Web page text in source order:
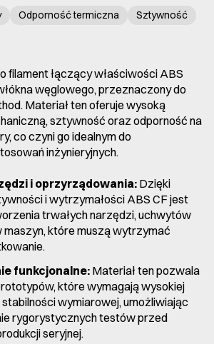
Odporność termiczna
Sztywność
filament łączący właściwości ABS
węglowego, przeznaczony do
Materiał ten oferuje wysoką
sztywność oraz odporność na
co czyni go idealnym do
inżynieryjnych.
i oprzyrządowania: Dzięki
i wytrzymałości ABS CF jest
trwałych narzędzi, uchwytów
które muszą wytrzymać
funkcjonalne:Materiał ten pozwala
które wymagają wysokiej
wymiarowej, umożliwiając
rygorystycznych testów przed
seryjnej.